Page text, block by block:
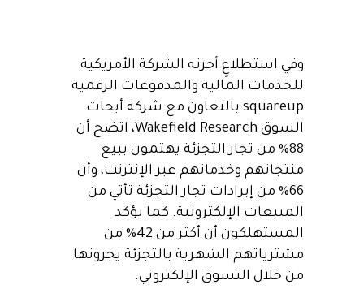
وفي استطلاعٍ أجرته الشركة الأمريكية
للخدمات المالية والمدفوعات الرقمية
squareup بالتعاون مع شركة أبحاث
السوق Wakefield Research، اتضح أن
88% من تجار التجزئة يهتمون ببيع
منتجاتهم وخدماتهم عبر الإنترنت، وأن
66% من إيرادات تجار التجزئة تأتي من
المبيعات الإلكترونية. كما يؤكد
المستهلكون أن أكثر من 42% من
مشترياتهم الشهرية بالتجزئة يجرونها
من خلال التسوق الإلكتروني.